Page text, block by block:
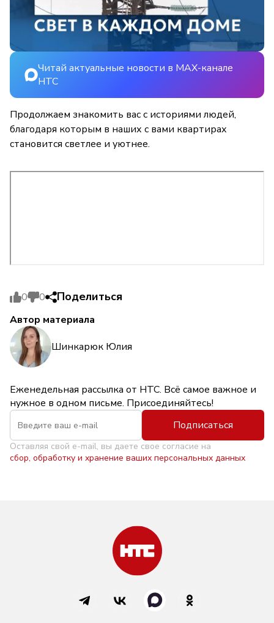
Читай актуальные новости в MAX-канале
НТС
Продолжаем знакомить вас с историями людей,
благодаря которым в наших с вами квартирах
становится светлее и уютнее.
0 0 Поделиться
Автор материала
Шинкарюк Юлия
Еженедельная рассылка от НТС. Всё самое важное и
нужное в одном письме. Присоединяйтесь!
Подписаться
Оставляя свой e-mail, вы даете свое согласие на
сбор, обработку и хранение ваших персональных данных